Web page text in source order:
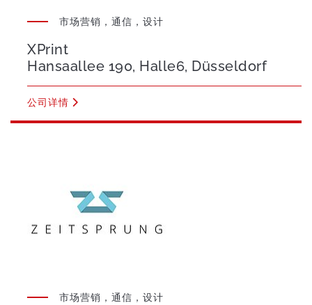
市场营销，通信，设计
XPrint
Hansaallee 190, Halle6, Düsseldorf
公司详情
市场营销，通信，设计